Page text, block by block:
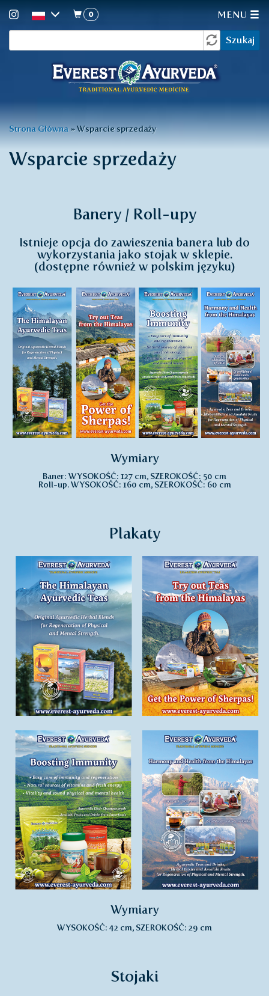
dowyszukiwania
Szukaj
0 MENU
Jesteś
tutaj
Strona Główna »Wsparcie sprzedaży
Wsparcie sprzedaży
Banery / Roll-upy
Istnieje opcja do zawieszenia banera lub do
wykorzystania jako stojak w sklepie.
(dostępne również w polskim języku)
Wymiary
Baner: WYSOKOŚĆ: 127 cm, SZEROKOŚĆ: 50 cm
Roll-up. WYSOKOŚĆ: 160 cm, SZEROKOŚĆ: 60 cm
Plakaty
Wymiary
WYSOKOŚĆ: 42 cm, SZEROKOŚĆ: 29 cm
Stojaki